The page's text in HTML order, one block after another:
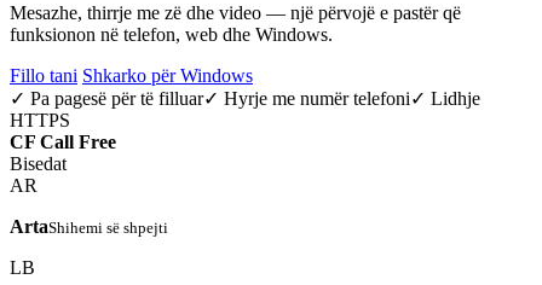
Mesazhe, thirrje me zë dhe video — një përvojë e pastër që
funksionon në telefon, web dhe Windows.
Fillo tani Shkarko për Windows
✓ Pa pagesë për të filluar✓ Hyrje me numër telefoni✓ Lidhje
HTTPS
CF Call Free
Bisedat
AR
ArtaShihemi së shpejti
LB